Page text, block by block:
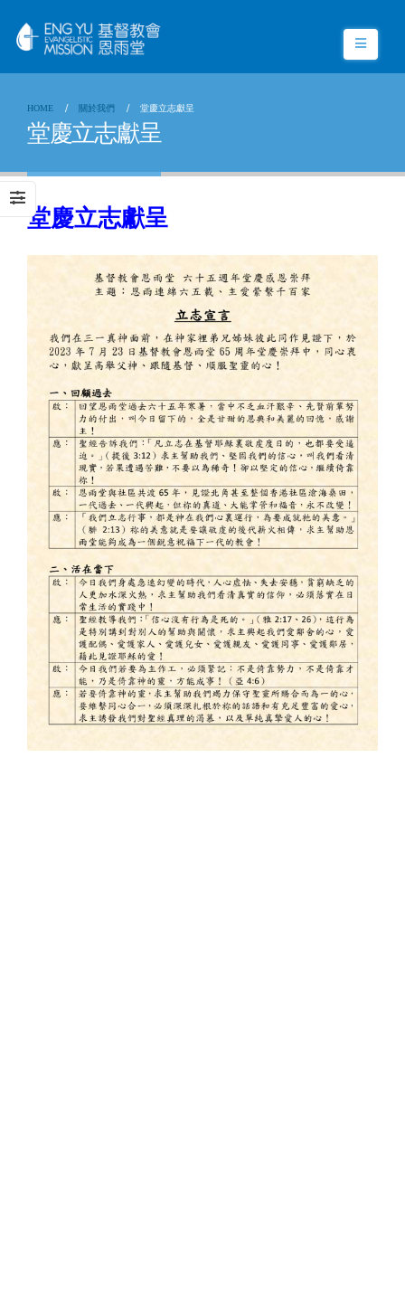
HOME 關於我們 堂慶立志獻呈
堂慶立志獻呈
堂慶立志獻呈